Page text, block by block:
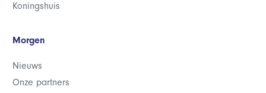
Koningshuis
Morgen
Nieuws
Onze partners